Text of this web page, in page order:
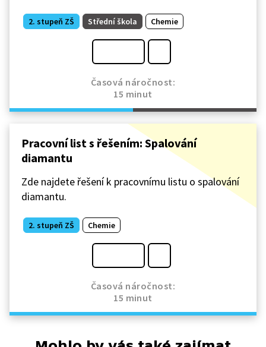
2. stupeň ZŠ Střední škola Chemie
Časová náročnost:
15 minut
Pracovní list s řešením: Spalování
diamantu
Zde najdete řešení k pracovnímu listu o spalování
diamantu.
2. stupeň ZŠ Chemie
Časová náročnost:
15 minut